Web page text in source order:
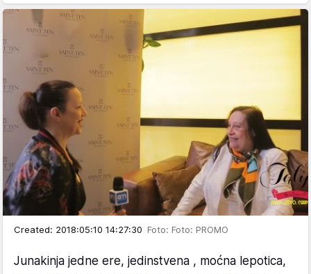
Created: 2018:05:10 14:27:30 Foto: Foto: PROMO
Junakinja jedne ere, jedinstvena , moćna lepotica,